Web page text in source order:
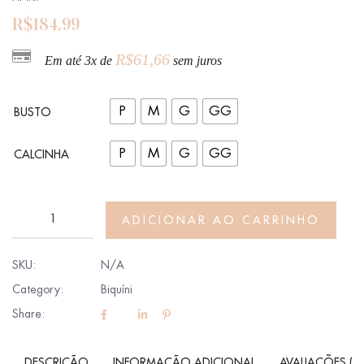
R$184,99
Em até 3x de R$61,66 sem juros
BUSTO P M G GG
CALCINHA P M G GG
ADICIONAR AO CARRINHO
SKU:
N/A
Category:
Biquíni
Share: